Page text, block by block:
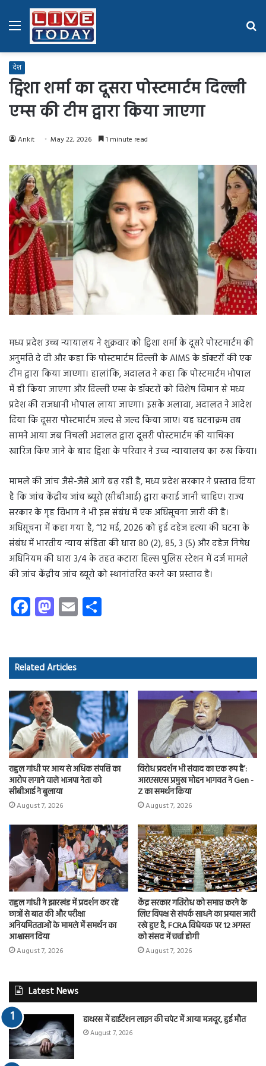
Menu
देश
ट्विशा शर्मा का दूसरा पोस्टमार्टम दिल्ली
एम्स की टीम द्वारा किया जाएगा
Ankit May 22, 2026 1 minute read
मध्य प्रदेश उच्च न्यायालय ने शुक्रवार को ट्विशा शर्मा के दूसरे पोस्टमार्टम की
अनुमति दे दी और कहा कि पोस्टमार्टम दिल्ली के AIMS के डॉक्टरों की एक
टीम द्वारा किया जाएगा। हालांकि, अदालत ने कहा कि पोस्टमार्टम भोपाल
में ही किया जाएगा और दिल्ली एम्स के डॉक्टरों को विशेष विमान से मध्य
प्रदेश की राजधानी भोपाल लाया जाएगा। इसके अलावा, अदालत ने आदेश
दिया कि दूसरा पोस्टमार्टम जल्द से जल्द किया जाए। यह घटनाक्रम तब
सामने आया जब निचली अदालत द्वारा दूसरी पोस्टमार्टम की याचिका
खारिज किए जाने के बाद ट्विशा के परिवार ने उच्च न्यायालय का रुख किया।
मामले की जांच जैसे-जैसे आगे बढ़ रही है, मध्य प्रदेश सरकार ने प्रस्ताव दिया
है कि जांच केंद्रीय जांच ब्यूरो (सीबीआई) द्वारा कराई जानी चाहिए। राज्य
सरकार के गृह विभाग ने भी इस संबंध में एक अधिसूचना जारी की है।
अधिसूचना में कहा गया है, “12 मई, 2026 को हुई दहेज हत्या की घटना के
संबंध में भारतीय न्याय संहिता की धारा 80 (2), 85, 3 (5) और दहेज निषेध
अधिनियम की धारा 3/4 के तहत कटारा हिल्स पुलिस स्टेशन में दर्ज मामले
की जांच केंद्रीय जांच ब्यूरो को स्थानांतरित करने का प्रस्ताव है।
Fa
ce
o
ok
M
as
d
o
E
m
Related Articles
राहुल गांधी पर आय से अधिक संपत्ति का
आरोप लगाने वाले भाजपा नेता को
सीबीआई ने बुलाया
August 7, 2026
विरोध प्रदर्शन भी संवाद का एक रूप है’:
आरएसएस प्रमुख मोहन भागवत ने Gen -
Z का समर्थन किया
August 7, 2026
राहुल गांधी ने झारखंड में प्रदर्शन कर रहे
छात्रों से बात की और परीक्षा
अनियमितताओं के मामले में समर्थन का
आश्वासन दिया
August 7, 2026
केंद्र सरकार गतिरोध को समाप्त करने के
लिए विपक्ष से संपर्क साधने का प्रयास जारी
रखे हुए है, FCRA विधेयक पर 12 अगस्त
को संसद में चर्चा होगी
August 7, 2026
Latest News
हाथरस में हाईटेंशन लाइन की चपेट में आया मजदूर, हुई मौत
August 7, 2026